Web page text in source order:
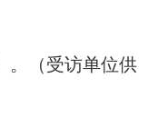
。（受访单位供